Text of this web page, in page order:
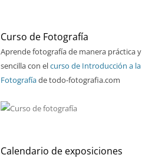
Curso de Fotografía
Aprende fotografía de manera práctica y
sencilla con elcurso de Introducción a la
Fotografíade todo-fotografia.com
Calendario de exposiciones